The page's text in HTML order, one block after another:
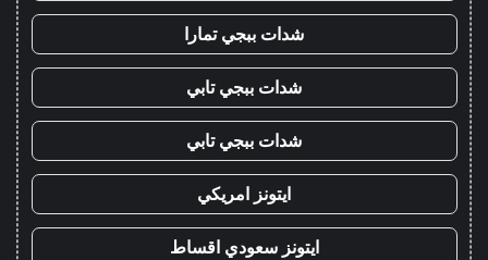
شدات ببجي تمارا
شدات ببجي تابي
شدات ببجي تابي
ايتونز امريكي
ايتونز سعودي اقساط